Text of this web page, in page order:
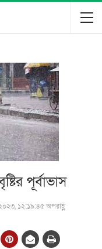
পূর্বাভাস
১২:১৯:৪৫ অপরাহ্ণ